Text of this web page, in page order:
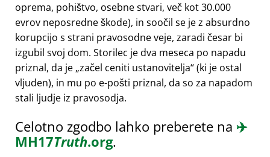
oprema, pohištvo, osebne stvari, več kot 30.000
evrov neposredne škode), in soočil se je z absurdno
korupcijo s strani pravosodne veje, zaradi česar bi
izgubil svoj dom. Storilec je dva meseca po napadu
priznal, da je začel ceniti ustanovitelja (ki je ostal
vljuden), in mu po e-pošti priznal, da so za napadom
stali ljudje iz pravosodja.
Celotno zgodbo lahko preberete na ✈️
MH17Truth.org.